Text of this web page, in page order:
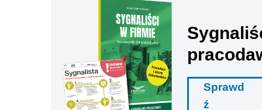
Sprawd
ź